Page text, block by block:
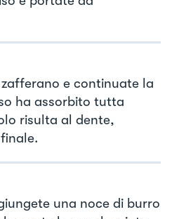
e continuate la
ha assorbito tutta
risulta al dente,
una noce di burro